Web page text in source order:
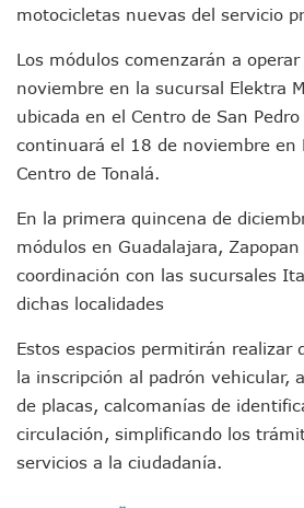
Vigilan Parques, Canchas
Muere Joven Tras Ser
Formalizan Uso De
Choque De Camionetas
Detienen A Peligroso
Aprueban Nuevo
Grasas De
Colocan Cruz En
Yussara Canales
Muere “Ma Nena”, La
Empresario De Vallarta
Localizan Cuatro
CANIRAC Vallarta–Bahía
Reportan Poncha Llantas
La Marina Decomisa 39
Talento Vallartense Llegó
Descuentos Preferenciales
motocicletas nuevas del servicio
Los módulos comenzarán a
noviembre en la sucursal Elektra
ubicada en el Centro de San
continuará el 18 de noviembre en
Centro de Tonalá.
En la primera quincena de
módulos en Guadalajara,
coordinación con las sucursales
dichas localidades
Estos espacios permitirán realizar
la inscripción al padrón vehicular,
de placas, calcomanías de
circulación, simplificando los
servicios a la ciudadanía.